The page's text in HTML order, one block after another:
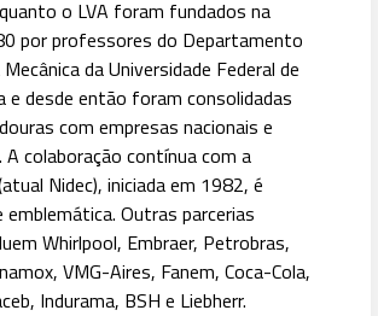
o LVA foram fundados na
por professores do Departamento
da Universidade Federal de
e desde então foram consolidadas
com empresas nacionais e
A colaboração contínua com a
Nidec), iniciada em 1982, é
emblemática. Outras parcerias
Whirlpool, Embraer, Petrobras,
VMG-Aires, Fanem, Coca-Cola,
Indurama, BSH e Liebherr.